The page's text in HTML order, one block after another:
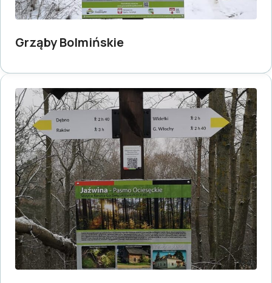
Grząby Bolmińskie